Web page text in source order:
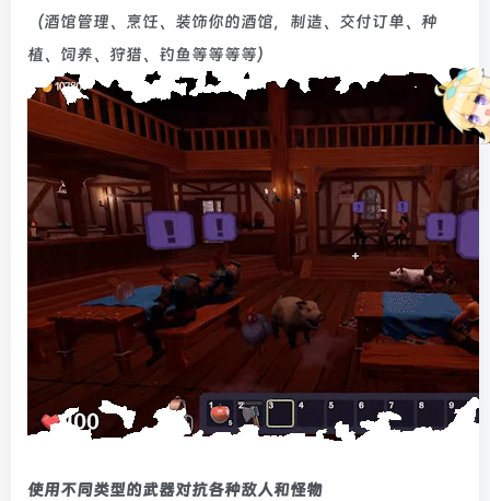
（酒馆管理、烹饪、装饰你的酒馆，制造、交付订单、种
植、饲养、狩猎、钓鱼等等等等）
使用不同类型的武器对抗各种敌人和怪物